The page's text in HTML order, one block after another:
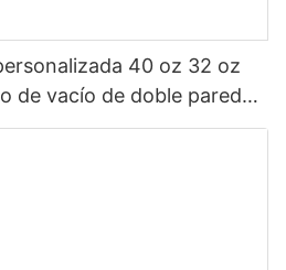
40 oz 32 oz
de vacío de doble pared
aislada de acero